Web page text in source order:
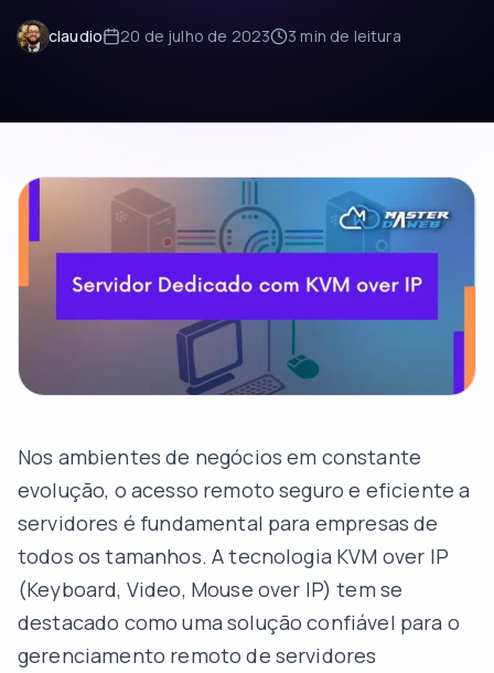
claudio 20 de julho de 2023 3 min de leitura
Nos ambientes de negócios em constante
evolução, o acesso remoto seguro e eficiente a
servidores é fundamental para empresas de
todos os tamanhos. A tecnologia KVM over IP
(Keyboard, Video, Mouse over IP) tem se
destacado como uma solução confiável para o
gerenciamento remoto de servidores